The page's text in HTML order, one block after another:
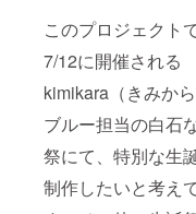
このプロジェクトで
7/12に開催される
kimikara（きみか
ブルー担当の白石
祭にて、特別な生
制作したいと考え